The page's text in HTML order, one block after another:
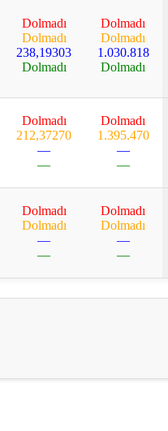
Dolmadı
Dolmadı
238,19303
Dolmadı
Dolmadı
Dolmadı
1.030.818
Dolmadı
Dolmadı
212,37270
—
—
Dolmadı
1.395.470
—
—
Dolmadı
Dolmadı
—
—
Dolmadı
Dolmadı
—
—